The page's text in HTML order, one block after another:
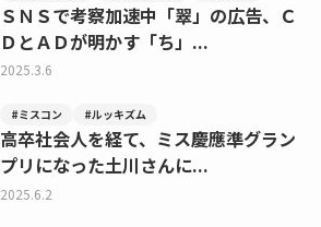
ＳＮＳで考察加速中「翠」の広告、Ｃ
ＤとＡＤが明かす「ち」...
2025.3.6
#ミスコン #ルッキズム
高卒社会人を経て、ミス慶應準グラン
プリになった土川さんに...
2025.6.2